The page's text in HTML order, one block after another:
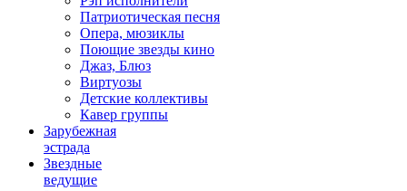
Патриотическая песня
Опера, мюзиклы
Поющие звезды кино
Джаз, Блюз
Виртуозы
Детские коллективы
Кавер группы
Зарубежная
эстрада
Звездные
ведущие